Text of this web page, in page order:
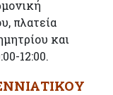
πλατεία
και
12:00.